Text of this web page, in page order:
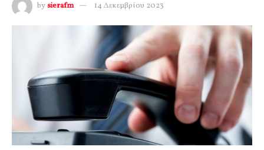
by sierafm 14 Δεκεμβρίου 2023